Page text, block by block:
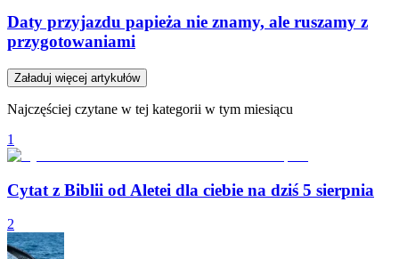
Daty przyjazdu papieża nie znamy, ale ruszamy z
przygotowaniami
Załaduj więcej artykułów
Najczęściej czytane w tej kategorii w tym miesiącu
1
Cytat z Biblii od Aletei dla ciebie na dziś 5 sierpnia
2